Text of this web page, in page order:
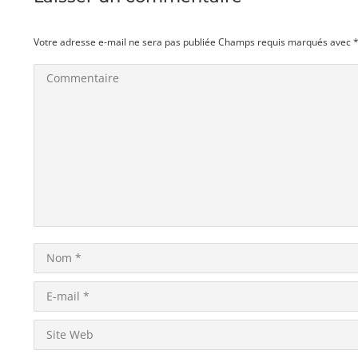
Votre adresse e-mail ne sera pas publiée Champs requis marqués avec*
Commentaire
Nom *
E-mail *
Site Web